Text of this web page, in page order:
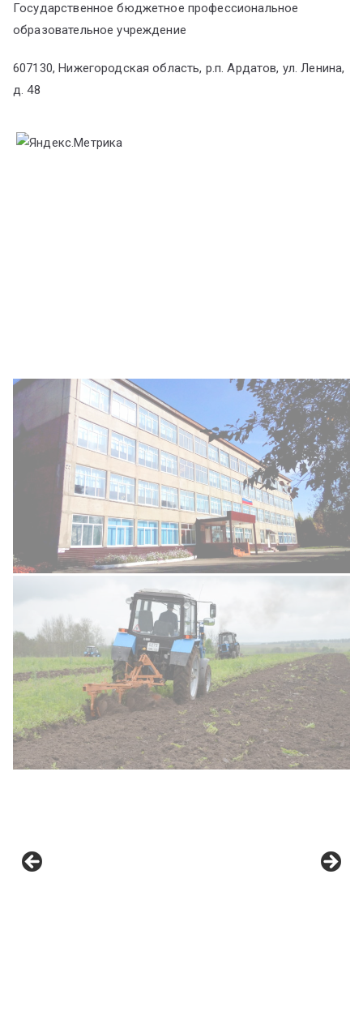
Государственное бюджетное профессиональное
образовательное учреждение
607130, Нижегородская область, р.п. Ардатов, ул. Ленина,
д. 48